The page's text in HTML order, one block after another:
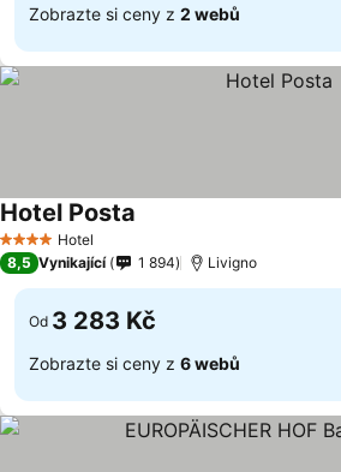
Zobrazte si ceny z 2 webů
4 Počet hvězdiček
Hotel
Hotel Posta
8,5 Vynikající 1 894 Livigno
Od 3 283 Kč
Zobrazte si ceny z 6 webů